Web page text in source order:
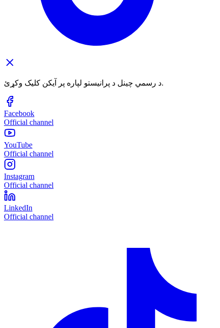
د رسمي چینل د پرانیستو لپاره پر آیکن کلیک وکړئ.
Facebook
Official channel
YouTube
Official channel
Instagram
Official channel
LinkedIn
Official channel